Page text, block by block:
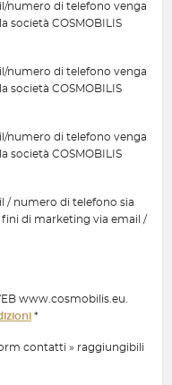
numero di telefono venga
società COSMOBILIS
numero di telefono venga
società COSMOBILIS
numero di telefono venga
società COSMOBILIS
/ numero di telefono sia
fini di marketing via email /
www.cosmobilis.eu.
*
contatti » raggiungibili